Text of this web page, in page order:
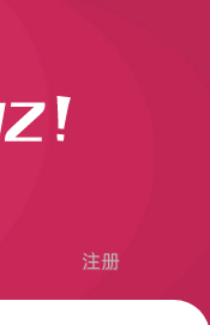
注册